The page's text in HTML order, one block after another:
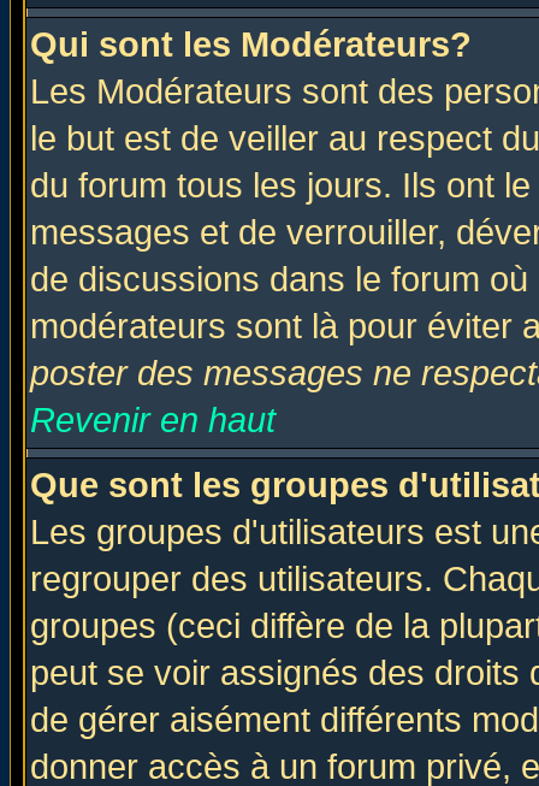
Qui sont les Modérateurs?
Les Modérateurs sont des
le but est de veiller au respect
du forum tous les jours. Ils ont
messages et de verrouiller,
de discussions dans le forum
modérateurs sont là pour éviter
poster des messages ne
Revenir en haut
Que sont les groupes
Les groupes d'utilisateurs est
regrouper des utilisateurs.
groupes (ceci diffère de la
peut se voir assignés des
de gérer aisément différents
donner accès à un forum privé,